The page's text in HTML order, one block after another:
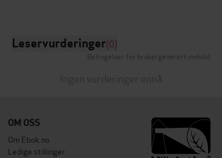
Leservurderinger(0)
Betingelser for brukergenerert innhold
Ingen vurderinger ennå
OM OSS
Om Ebok.no
Ledige stillinger